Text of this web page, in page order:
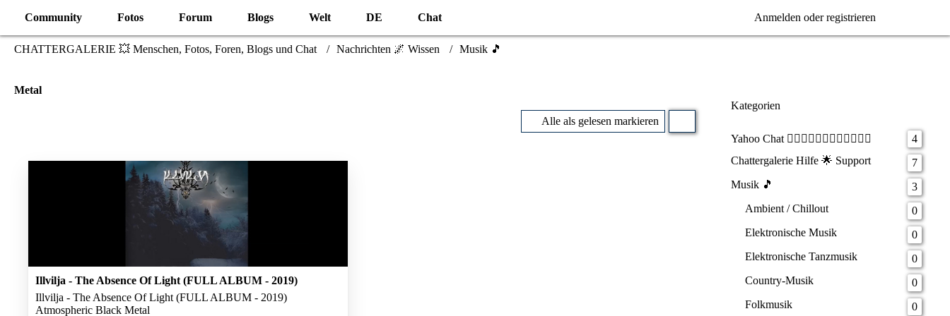
Community Fotos Forum Blogs Welt DE Chat Anmelden oder registrieren
CHATTERGALERIE 💥 Menschen, Fotos, Foren, Blogs und Chat Nachrichten 🌌 Wissen Musik 🎵
Metal
Alle als gelesen markieren
Illvilja - The Absence Of Light (FULL ALBUM - 2019)
Illvilja - The Absence Of Light (FULL ALBUM - 2019)
Atmospheric Black Metal
Kategorien
Yahoo Chat 🧝‍♂️🧝‍♀️🧙‍♂️🧚‍♀️🧟‍♂️🧟‍♀️
4
Chattergalerie Hilfe 🌟 Support
7
Musik 🎵
3
Ambient / Chillout
0
Elektronische Musik
0
Elektronische Tanzmusik
0
Country-Musik
0
Folkmusik
0